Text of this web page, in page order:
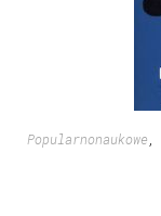
Popularnonaukowe